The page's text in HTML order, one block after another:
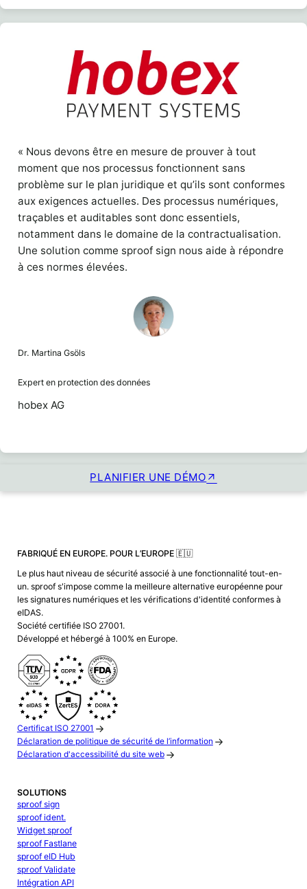
« Nous devons être en mesure de prouver à tout
moment que nos processus fonctionnent sans
problème sur le plan juridique et qu’ils sont conformes
aux exigences actuelles. Des processus numériques,
traçables et auditables sont donc essentiels,
notamment dans le domaine de la contractualisation.
Une solution comme sproof sign nous aide à répondre
à ces normes élevées.
Dr. Martina Gsöls
Expert en protection des données
hobex AG
PLANIFIER UNE DÉMO
FABRIQUÉ EN EUROPE. POUR L’EUROPE 🇪🇺
Le plus haut niveau de sécurité associé à une fonctionnalité tout-en-
un. sproof s'impose comme la meilleure alternative européenne pour
les signatures numériques et les vérifications d'identité conformes à
eIDAS.
Société certifiée ISO 27001.
Développé et hébergé à 100% en Europe.
Certificat ISO 27001
Déclaration de politique de sécurité de l’information
Déclaration d'accessibilité du site web
SOLUTIONS
sproof sign
sproof ident.
Widget sproof
sproof Fastlane
sproof eID Hub
sproof Validate
Intégration API